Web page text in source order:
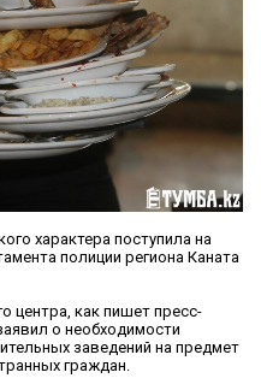
характера поступила на
полиции региона Каната
центра, как пишет пресс-
о необходимости
заведений на предмет
граждан.